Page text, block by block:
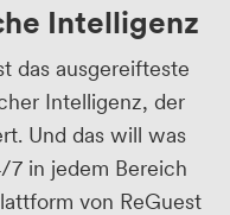
Intelligenz
das ausgereifteste
Intelligenz, der
Und das will was
7 in jedem Bereich
von ReGuest